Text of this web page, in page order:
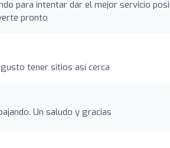
para intentar dar el mejor servicio
pronto
gusto tener sitios así cerca
Un saludo y gracias